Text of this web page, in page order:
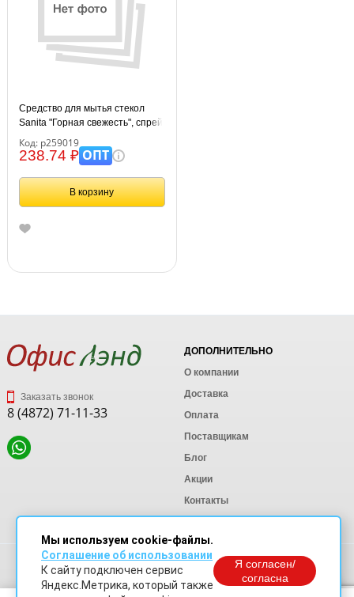
Средство для мытья стекол
Sanita "Горная свежесть", спрей,
Код: р259019
238.74 ₽ОПТ
В корзину
Заказать звонок
8 (4872) 71-11-33
ДОПОЛНИТЕЛЬНО
О компании
Доставка
Оплата
Поставщикам
Блог
Акции
Контакты
Политика конфиденциальности
Согласие на обработку персональных данных
Согласие на обработку данных Яндекс Метрика
Мы используем cookie-файлы.
Соглашение об использовании
К сайту подключен сервис
Яндекс.Метрика, который также
Я согласен/
согласна